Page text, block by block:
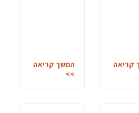
קריאה
המשך קריאה
>>